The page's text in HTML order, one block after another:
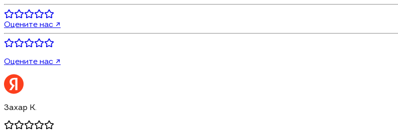
Оцените нас ↗
Оцените нас ↗
Захар К.